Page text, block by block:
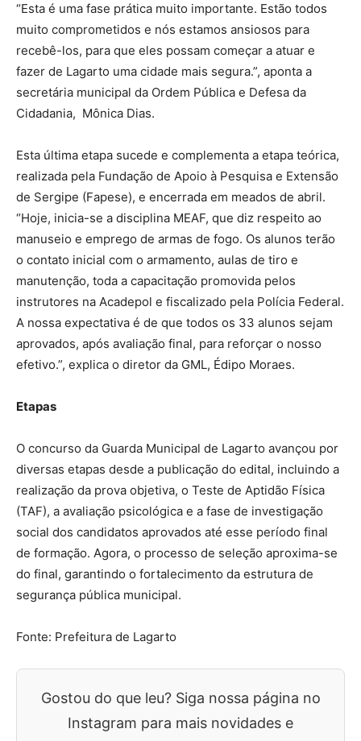
“Esta é uma fase prática muito importante. Estão todos
muito comprometidos e nós estamos ansiosos para
recebê-los, para que eles possam começar a atuar e
fazer de Lagarto uma cidade mais segura.”, aponta a
secretária municipal da Ordem Pública e Defesa da
Cidadania, Mônica Dias.
Esta última etapa sucede e complementa a etapa teórica,
realizada pela Fundação de Apoio à Pesquisa e Extensão
de Sergipe (Fapese), e encerrada em meados de abril.
“Hoje, inicia-se a disciplina MEAF, que diz respeito ao
manuseio e emprego de armas de fogo. Os alunos terão
o contato inicial com o armamento, aulas de tiro e
manutenção, toda a capacitação promovida pelos
instrutores na Acadepol e fiscalizado pela Polícia Federal.
A nossa expectativa é de que todos os 33 alunos sejam
aprovados, após avaliação final, para reforçar o nosso
efetivo.”, explica o diretor da GML, Édipo Moraes.
Etapas
O concurso da Guarda Municipal de Lagarto avançou por
diversas etapas desde a publicação do edital, incluindo a
realização da prova objetiva, o Teste de Aptidão Física
(TAF), a avaliação psicológica e a fase de investigação
social dos candidatos aprovados até esse período final
de formação. Agora, o processo de seleção aproxima-se
do final, garantindo o fortalecimento da estrutura de
segurança pública municipal.
Fonte: Prefeitura de Lagarto
Gostou do que leu? Siga nossa página no
Instagram para mais novidades e